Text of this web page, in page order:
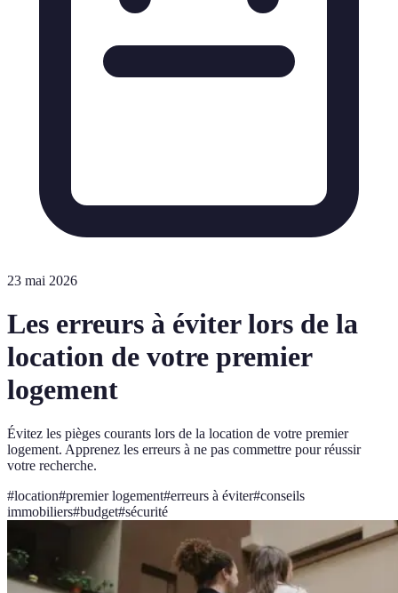
23 mai 2026
Les erreurs à éviter lors de la
location de votre premier
logement
Évitez les pièges courants lors de la location de votre premier
logement. Apprenez les erreurs à ne pas commettre pour réussir
votre recherche.
#location#premier logement#erreurs à éviter#conseils
immobiliers#budget#sécurité